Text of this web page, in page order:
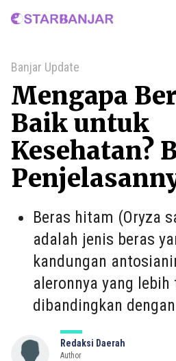
Home
Banjar Update
Mengapa
Baik untuk
Kesehatan?
Beras hitam (Oryza
adalah jenis beras
kandungan
aleronnya yang lebih
dibandingkan
Redaksi Daerah
Author